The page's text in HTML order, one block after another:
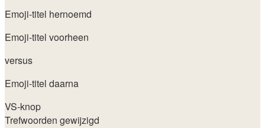
Emoji-titel hernoemd
Emoji-titel voorheen
versus
Emoji-titel daarna
VS-knop
Trefwoorden gewijzigd